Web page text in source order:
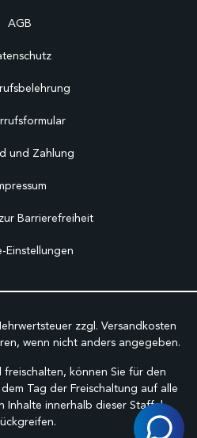
AGB
und Zahlung
Barrierefreiheit
Einstellungen
zzgl. Versandkosten
wenn nicht anders angegeben.
können Sie für den
Tag der Freischaltung auf alle
Inhalte innerhalb dieser Staffel